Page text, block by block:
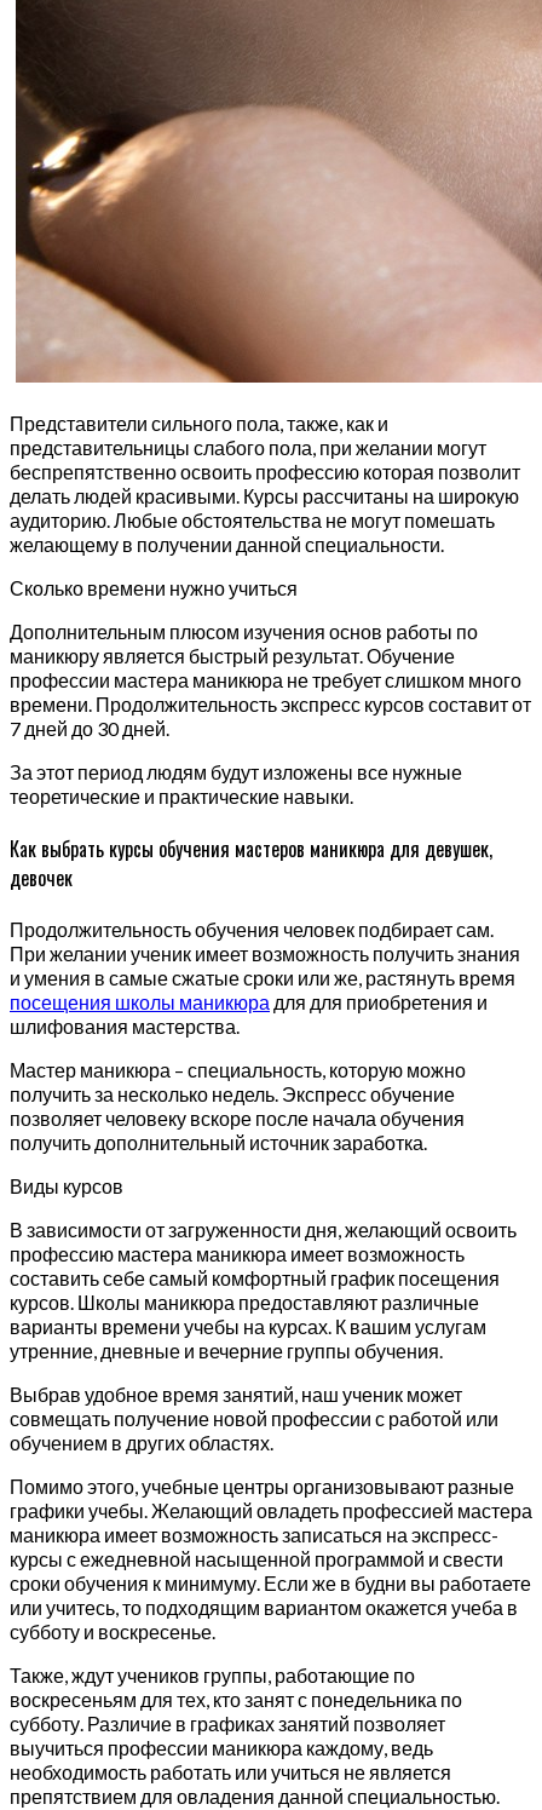
Представители сильного пола, также, как и
представительницы слабого пола, при желании могут
беспрепятственно освоить профессию которая позволит
делать людей красивыми. Курсы рассчитаны на широкую
аудиторию. Любые обстоятельства не могут помешать
желающему в получении данной специальности.
Сколько времени нужно учиться
Дополнительным плюсом изучения основ работы по
маникюру является быстрый результат. Обучение
профессии мастера маникюра не требует слишком много
времени. Продолжительность экспресс курсов составит от
7 дней до 30 дней.
За этот период людям будут изложены все нужные
теоретические и практические навыки.
Как выбрать курсы обучения мастеров маникюра для девушек,
девочек
Продолжительность обучения человек подбирает сам.
При желании ученик имеет возможность получить знания
и умения в самые сжатые сроки или же, растянуть время
посещения школы маникюра для для приобретения и
шлифования мастерства.
Мастер маникюра – специальность, которую можно
получить за несколько недель. Экспресс обучение
позволяет человеку вскоре после начала обучения
получить дополнительный источник заработка.
Виды курсов
В зависимости от загруженности дня, желающий освоить
профессию мастера маникюра имеет возможность
составить себе самый комфортный график посещения
курсов. Школы маникюра предоставляют различные
варианты времени учебы на курсах. К вашим услугам
утренние, дневные и вечерние группы обучения.
Выбрав удобное время занятий, наш ученик может
совмещать получение новой профессии с работой или
обучением в других областях.
Помимо этого, учебные центры организовывают разные
графики учебы. Желающий овладеть профессией мастера
маникюра имеет возможность записаться на экспресс-
курсы с ежедневной насыщенной программой и свести
сроки обучения к минимуму. Если же в будни вы работаете
или учитесь, то подходящим вариантом окажется учеба в
субботу и воскресенье.
Также, ждут учеников группы, работающие по
воскресеньям для тех, кто занят с понедельника по
субботу. Различие в графиках занятий позволяет
выучиться профессии маникюра каждому, ведь
необходимость работать или учиться не является
препятствием для овладения данной специальностью.